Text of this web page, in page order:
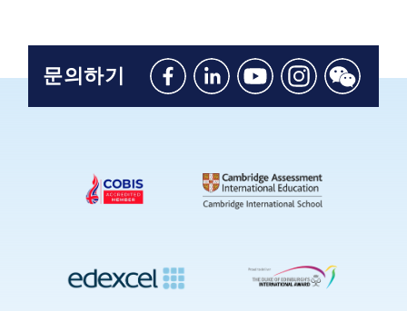
문의하기
Like
Facebook
Connect
on
Linkedin
Watch
on
Youtube
Follow
Instagram
Connect